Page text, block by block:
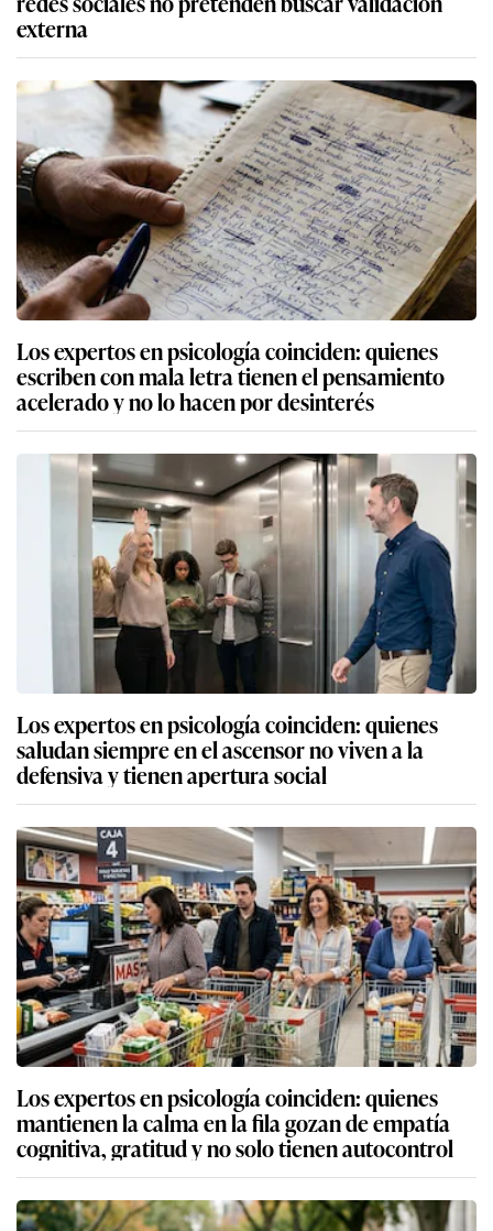
externa
Los expertos en psicología coinciden: quienes
escriben con mala letra tienen el pensamiento
acelerado y no lo hacen por desinterés
Los expertos en psicología coinciden: quienes
saludan siempre en el ascensor no viven a la
defensiva y tienen apertura social
Los expertos en psicología coinciden: quienes
mantienen la calma en la fila gozan de empatía
cognitiva, gratitud y no solo tienen autocontrol